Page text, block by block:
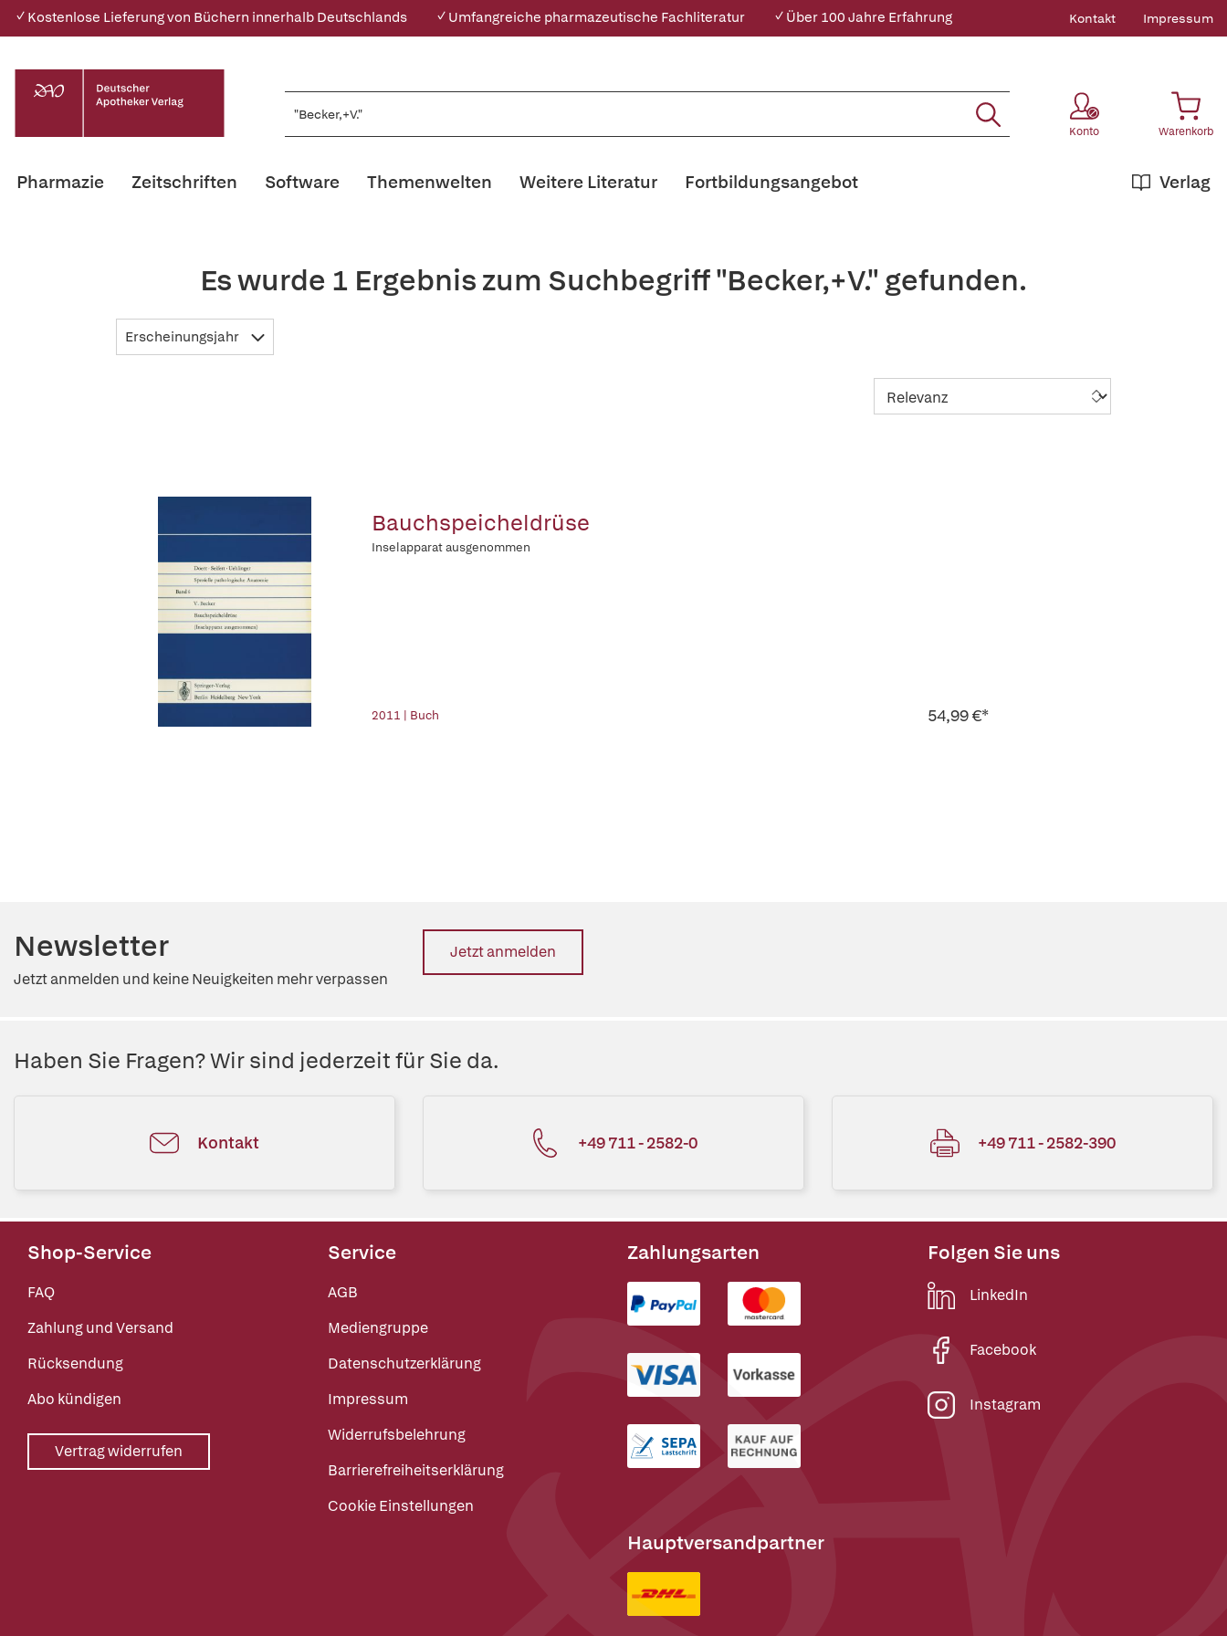
✓ Kostenlose Lieferung von Büchern innerhalb Deutschlands ✓ Umfangreiche pharmazeutische Fachliteratur ✓ Über 100 Jahre Erfahrung Kontakt Impressum
Konto Warenkorb
Pharmazie Zeitschriften Software Themenwelten Weitere Literatur Verlag
Fortbildungsangebot
Es wurde 1 Ergebnis zum Suchbegriff "Becker,+V." gefunden.
Erscheinungsjahr
Bauchspeicheldrüse
Inselapparat ausgenommen
2011 | Buch 54,99 €*
Newsletter
Jetzt anmelden und keine Neuigkeiten mehr verpassen
Jetzt anmelden
Haben Sie Fragen? Wir sind jederzeit für Sie da.
Kontakt +49 711 - 2582-0 +49 711 - 2582-390
Shop-Service
FAQ
Zahlung und Versand
Rücksendung
Abo kündigen
Vertrag widerrufen
Service
AGB
Mediengruppe
Datenschutzerklärung
Impressum
Widerrufsbelehrung
Barrierefreiheitserklärung
Cookie Einstellungen
Zahlungsarten
Hauptversandpartner
Folgen Sie uns
LinkedIn
Facebook
Instagram